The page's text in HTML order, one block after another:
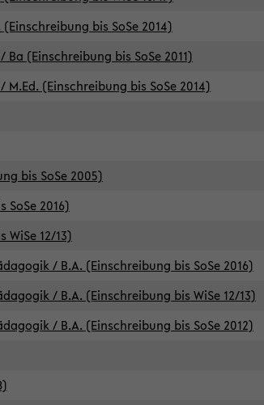
bis SoSe 2014)
(Einschreibung bis SoSe 2011)
(Einschreibung bis SoSe 2014)
bis SoSe 2005)
2016)
12/13)
/ B.A. (Einschreibung bis SoSe 2016)
/ B.A. (Einschreibung bis WiSe 12/13)
/ B.A. (Einschreibung bis SoSe 2012)